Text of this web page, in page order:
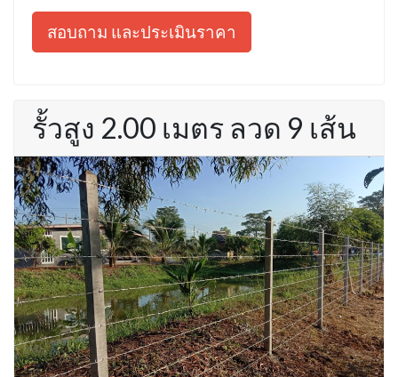
สอบถาม และประเมินราคา
รั้วสูง 2.00 เมตร ลวด 9 เส้น